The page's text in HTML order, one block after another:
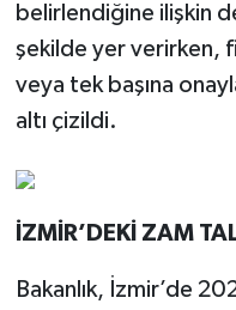
belirlendiğine ilişkin
şekilde yer verirken,
veya tek başına
altı çizildi.
İZMİR’DEKİ ZAM
Bakanlık, İzmir’de